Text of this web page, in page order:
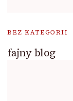
BEZ KATEGORII
fajny blog